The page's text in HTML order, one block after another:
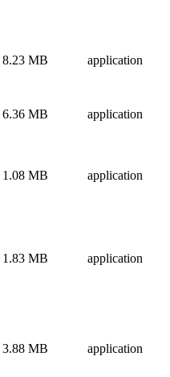
8.23 MB application
6.36 MB application
1.08 MB application
1.83 MB application
3.88 MB application